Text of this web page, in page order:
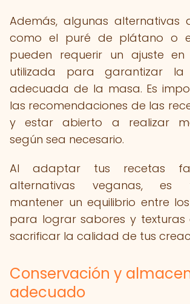
Además, algunas alternativas
como el puré de plátano o
pueden requerir un ajuste
utilizada para garantizar la
adecuada de la masa. Es
las recomendaciones de las
y estar abierto a realizar
según sea necesario.
Al adaptar tus recetas
alternativas veganas, es
mantener un equilibrio entre
para lograr sabores y texturas
sacrificar la calidad de tus
Conservación y
adecuado